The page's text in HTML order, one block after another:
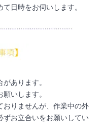
日時をお伺いします。
あります。
いします。
おりませんが、作業中の外
ずお立合いをお願いしてい